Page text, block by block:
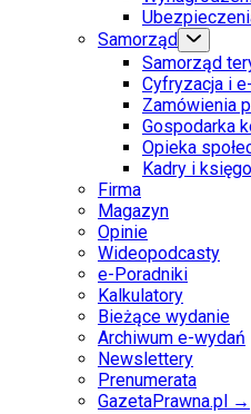
Samorząd
Samorząd
Cyfryzacja i
Zamówienia
Gospodarka
Opieka
Kadry i
Firma
Magazyn
Opinie
Wideopodcasty
e-Poradniki
Kalkulatory
Bieżące wydanie
Archiwum e-wydań
Newslettery
Prenumerata
GazetaPrawna.pl →